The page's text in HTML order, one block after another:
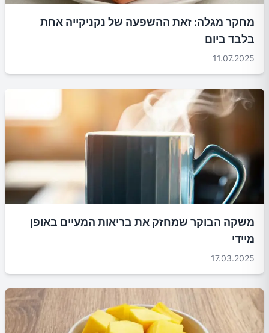
מחקר מגלה: זאת ההשפעה של נקניקייה אחת
בלבד ביום
11.07.2025
משקה הבוקר שמחזק את בריאות המעיים באופן
מיידי
17.03.2025